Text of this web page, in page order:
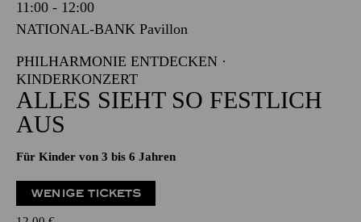
Sonntag
06.12.2026
11:00 - 12:00
NATIONAL-BANK Pavillon
PHILHARMONIE ENTDECKEN ·
KINDERKONZERT
ALLES SIEHT SO FESTLICH
Für Kinder von 3 bis 6 Jahren